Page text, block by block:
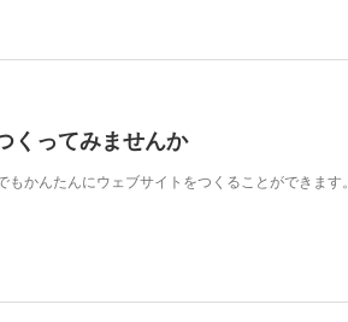
くってみませんか
かんたんにウェブサイトをつくることができます。